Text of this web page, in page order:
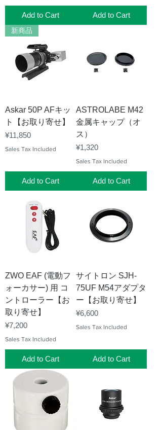
Add to Cart Add to Cart
新商品
Askar 50P AFキッ
ト【お取り寄せ】
Price
¥11,850
Sales Tax Included
Add to Cart
ASTROLABE M42
金属キャップ（オ
ス）
Price
¥1,320
Sales Tax Included
Add to Cart
ZWO EAF (電動フ
ォーカサー) 用 コ
ントローラー【お
取り寄せ】
Price
¥7,200
Sales Tax Included
Add to Cart
サイトロン SJH-
75UF M54アダプタ
ー【お取り寄せ】
Price
¥6,600
Sales Tax Included
Add to Cart